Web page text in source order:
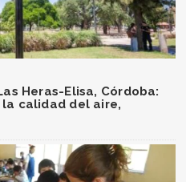
Heras-Elisa, Córdoba:
calidad del aire,